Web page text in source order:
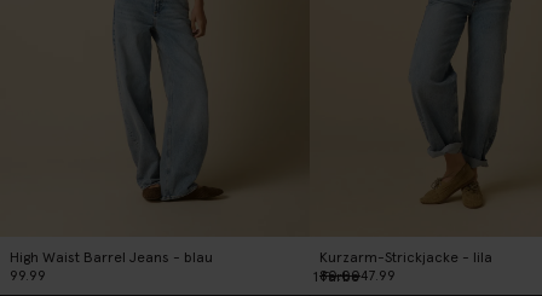
High Waist Barrel Jeans - blau
99.99
Kurzarm-Strickjacke - lila
80.0047.99
1Farbe